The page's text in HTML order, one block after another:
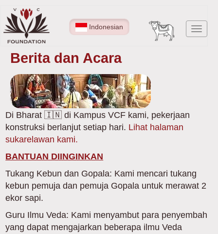
Lompat
ke
isi
Indonesian
Berita dan Acara
Di Bharat 🇮🇳 di Kampus VCF kami, pekerjaan
konstruksi berlanjut setiap hari. Lihat halaman
sukarelawan kami.
BANTUAN DIINGINKAN
Tukang Kebun dan Gopala: Kami mencari tukang
kebun pemuja dan pemuja Gopala untuk merawat 2
ekor sapi.
Guru Ilmu Veda: Kami menyambut para penyembah
yang dapat mengajarkan beberapa ilmu Veda